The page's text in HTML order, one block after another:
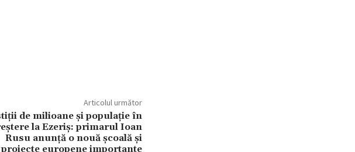
Articolul următor
de milioane și populație în
la Ezeriș: primarul Ioan
Rusu anunță o nouă școală și
proiecte europene importante